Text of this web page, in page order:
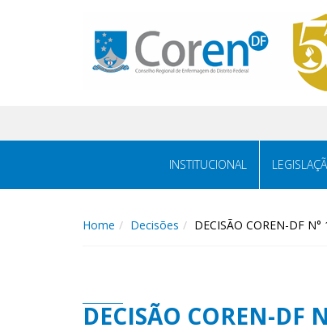
INSTITUCIONAL
Home Decisões DECISÃO COREN-DF
DECISÃO COREN-DF